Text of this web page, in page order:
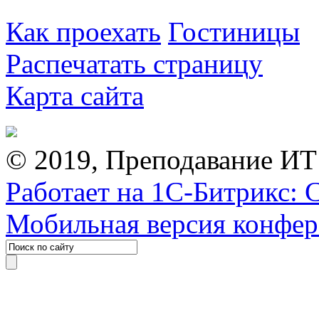
Как проехать Гостиницы
Распечатать страницу
Карта сайта
© 2019, Преподавание
Работает на 1С-Битрикс:
Мобильная версия